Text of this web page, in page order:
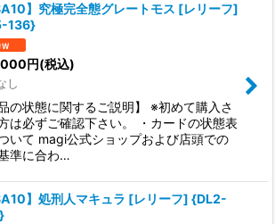
】究極完全態グレートモス [レリーフ]
136}
円(税込)
し
品の状態に関するご説明】 ※初めて購入さ
は必ずご確認下さい。 ・カードの状態表
いて magi公式ショップおよび店頭での
準に合わ…
】処刑人マキュラ [レリーフ] {DL2-